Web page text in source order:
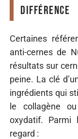
différence
Certaines
anti-cernes de
résultats sur
peine. La clé
ingrédients qui
le collagène
oxydatif. Parmi
regard :